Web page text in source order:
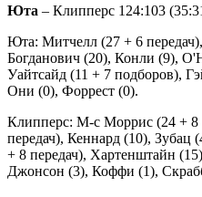
Юта – Клипперс 124:103
Юта: Митчелл (27 + 6
Богданович (20), Конли (9),
Уайтсайд (11 + 7 подборов),
Они (0), Форрест (0).
Клипперс: М-с Моррис (24 + 8
передач), Кеннард (10), Зубац
+ 8 передач), Хартенштайн
Джонсон (3), Коффи (1),